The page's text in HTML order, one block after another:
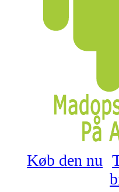
Køb den nu